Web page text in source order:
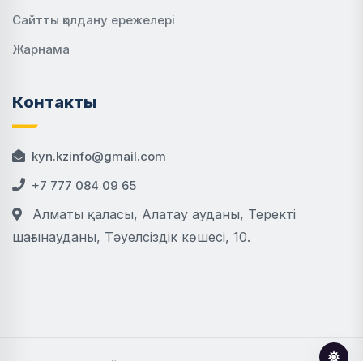
Сайтты қолдану ережелері
Жарнама
Контакты
kyn.kzinfo@gmail.com
+7 777 084 09 65
Алматы қаласы, Алатау ауданы, Теректі
шағынауданы, Тәуелсіздік көшесі, 10.